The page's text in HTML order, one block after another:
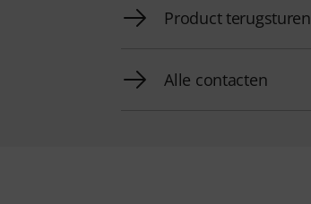
Product terugsturen
Alle contacten